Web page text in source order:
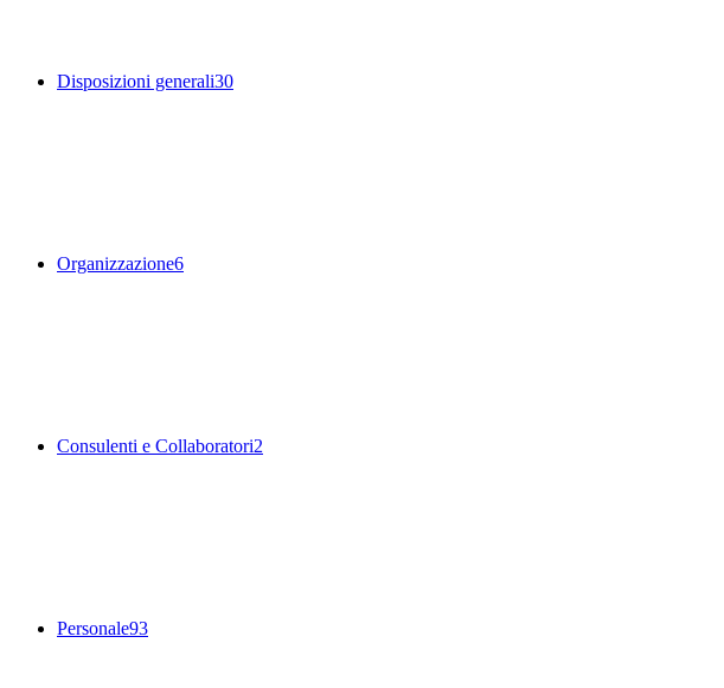
Disposizioni generali30
Organizzazione6
Consulenti e Collaboratori2
Personale93